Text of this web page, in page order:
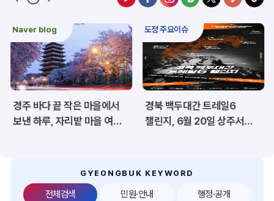
산림 해양/수산
보건·복지/여성/장애인 문화/관광/음식
재난/안전/재해 산업/토지/주택
환경 시험정보
공공데이터&통계
Naver blog
경주 바다 끝 작은 마을에서
보낸 하루, 자리밭 마을 여름
도정 주요이슈
경북 백두대간 트레일6
챌린지, 6월 20일 상주서
GYEONGBUK KEYWORD
전체검색 민원·안내 행정·공개